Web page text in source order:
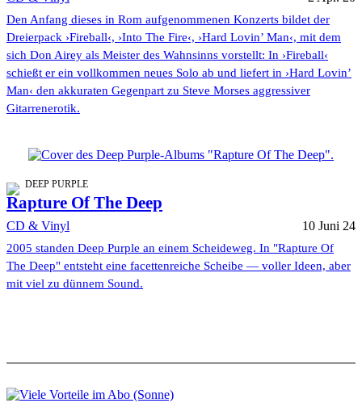
Den Anfang dieses in Rom aufgenommenen Konzerts bildet der
Dreierpack ›Fireball‹, ›Into The Fire‹, ›Hard Lovin’ Man‹, mit dem
sich Don Airey als Meister des Wahnsinns vorstellt: In ›Fireball‹
schießt er ein vollkommen neues Solo ab und liefert in ›Hard Lovin’
Man‹ den akkuraten Gegenpart zu Steve Morses aggressiver
Gitarrenerotik.
DEEP PURPLE
Rapture Of The Deep
CD & Vinyl 10 Juni 24
2005 standen Deep Purple an einem Scheideweg. In "Rapture Of
The Deep" entsteht eine facettenreiche Scheibe — voller Ideen, aber
mit viel zu dünnem Sound.